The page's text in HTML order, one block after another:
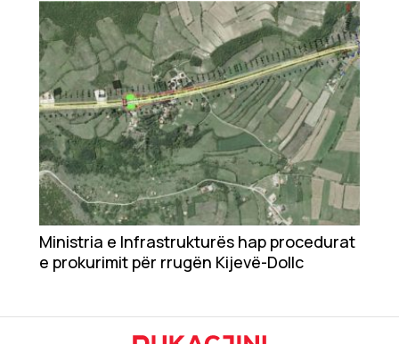
Udhëtime
DuVideo
Ministria e Infrastrukturës hap procedurat
e prokurimit për rrugën Kijevë-Dollc